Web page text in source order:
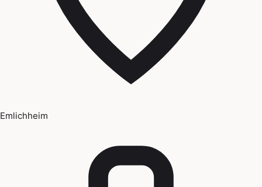
Emlichheim